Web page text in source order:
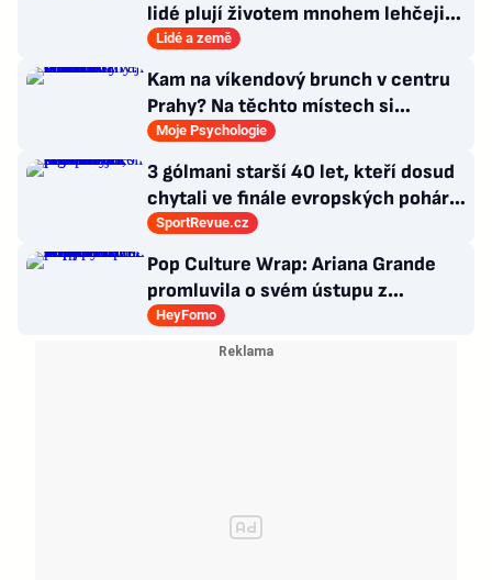
lidé plují životem mnohem lehčeji,
věci tolik neřeší
Lidé a země
Kam na víkendový brunch v centru
Prahy? Na těchto místech si
dlouhou snídani užívají i místní
Moje Psychologie
3 gólmani starší 40 let, kteří dosud
chytali ve finále evropských pohárů.
Všichni odešli ze hřiště jako
poražení
SportRevue.cz
Pop Culture Wrap: Ariana Grande
promluvila o svém ústupu z
veřejného života a Sophia z
KATSEYE si dává pauzu od skupiny
HeyFomo